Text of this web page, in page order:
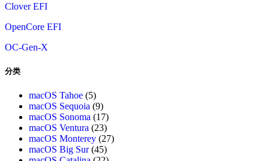
Clover EFI
OpenCore EFI
OC-Gen-X
分类
macOS Tahoe (5)
macOS Sequoia (9)
macOS Sonoma (17)
macOS Ventura (23)
macOS Monterey (27)
macOS Big Sur(45)